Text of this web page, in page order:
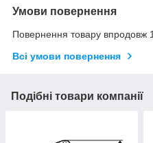
Умови повернення
Повернення товару впродовж
Всі умови повернення
Подібні товари компанії